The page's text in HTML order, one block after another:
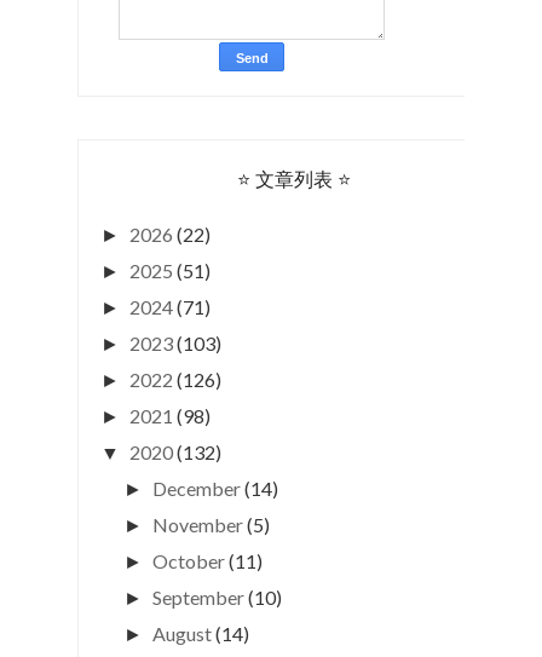
⭐ 文章列表 ⭐
► 2026 (22)
► 2025 (51)
► 2024(71)
► 2023(103)
► 2022 (126)
► 2021 (98)
▼ 2020(132)
► December(14)
► November(5)
►October(11)
►September(10)
►August(14)